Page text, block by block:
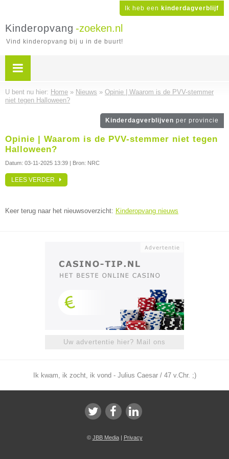
Ik heb een kinderdagverblijf
Kinderopvang -zoeken.nl
Vind kinderopvang bij u in de buurt!
U bent nu hier: Home » Nieuws » Opinie | Waarom is de PVV-stemmer
niet tegen Halloween?
Kinderdagverblijven per provincie
Opinie | Waarom is de PVV-stemmer niet tegen
Halloween?
Datum: 03-11-2025 13:39 | Bron: NRC
LEES VERDER
Keer terug naar het nieuwsoverzicht: Kinderopvang nieuws
Uw advertentie hier? Mail ons
Ik kwam, ik zocht, ik vond - Julius Caesar / 47 v.Chr. ;)
© JBB Media| Privacy